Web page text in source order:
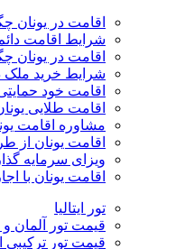
اقامت در یونان
شرایط اقامت
اقامت در یونان
شرایط خرید ملک
اقامت خود
اقامت طلایی
مشاوره اقامت
اقامت یونان از
ویزای سرمایه
اقامت یونان با
تور ایتالیا
قیمت تور آلمان
قیمت تور ترکیبی